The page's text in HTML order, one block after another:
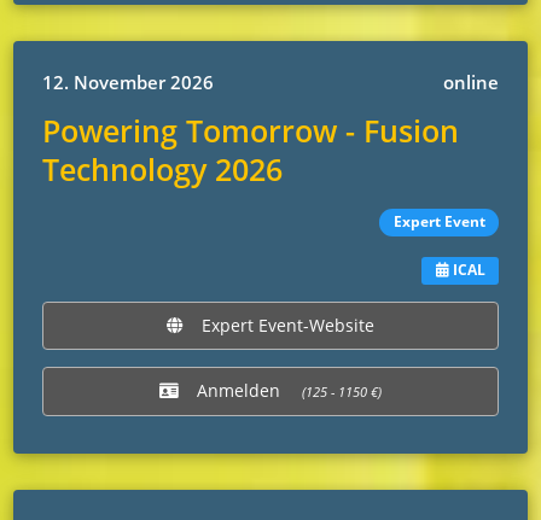
12. November 2026 online
Powering Tomorrow - Fusion
Technology 2026
Expert Event
ICAL
Expert Event-Website
Anmelden (125 - 1150 €)